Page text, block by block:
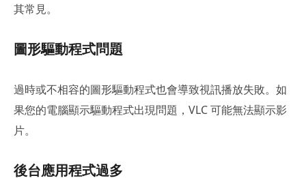
其常見。
圖形驅動程式問題
過時或不相容的圖形驅動程式也會導致視訊播放失敗。如
果您的電腦顯示驅動程式出現問題，VLC 可能無法顯示影
片。
後台應用程式過多